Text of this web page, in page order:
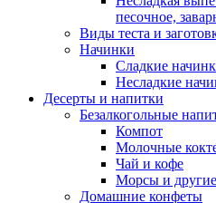
песочное,
Виды теста и
Начинки
Сладкие
Несладкие
Десерты и напитки
Безалкогольные
Компот
Молочные
Чай и кофе
Морсы и
Домашние конфеты